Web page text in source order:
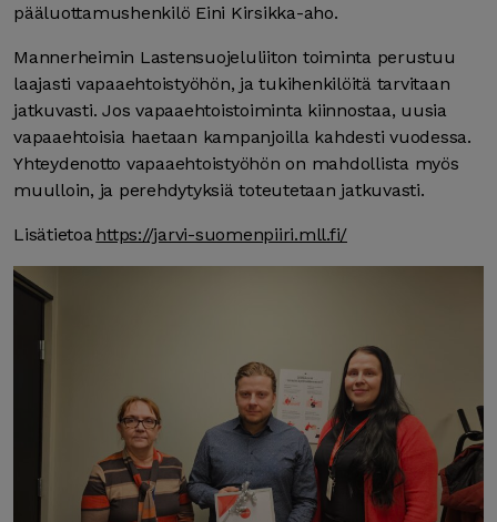
pääluottamushenkilö Eini Kirsikka-aho.
Mannerheimin Lastensuojeluliiton toiminta perustuu
laajasti vapaaehtoistyöhön, ja tukihenkilöitä tarvitaan
jatkuvasti. Jos vapaaehtoistoiminta kiinnostaa, uusia
vapaaehtoisia haetaan kampanjoilla kahdesti vuodessa.
Yhteydenotto vapaaehtoistyöhön on mahdollista myös
muulloin, ja perehdytyksiä toteutetaan jatkuvasti.
Lisätietoa https://jarvi-suomenpiiri.mll.fi/